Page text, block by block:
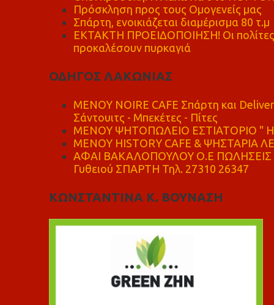
Πρόσκληση προς τους Ομογενείς μας
Σπάρτη, ενοικιάζεται διαμέρισμα 80 τ.μ
ΕΚΤΑΚΤΗ ΠΡΟΕΙΔΟΠΟΙΗΣΗ! Οι πολίτες
προκαλέσουν πυρκαγιά
ΟΔΗΓΟΣ ΛΑΚΩΝΙΑΣ
MENOY NOIRE CAFE Σπάρτη και
Σάντουιτς - Μπεκέτες - Πίτες
ΜΕΝΟΥ ΨΗΤΟΠΩΛΕΙΟ ΕΣΤΙΑΤΟΡΙΟ "
ΜΕΝΟΥ HISTORY CAFE & ΨΗΣΤΑΡΙΑ
ΑΦΑΙ ΒΑΚΑΛΟΠΟΥΛΟΥ Ο.Ε ΠΩΛΗΣΕΙΣ
Γυθειού ΣΠΑΡΤΗ Τηλ. 27310 26347
ΚΩΝΣΤΑΝΤΙΝΑ Κ. ΒΟΥΝΑΣΗ